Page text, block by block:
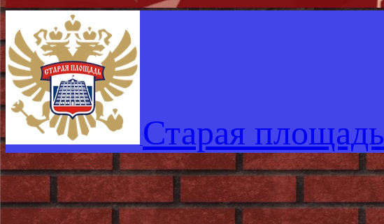
Старая площадь